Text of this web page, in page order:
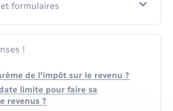
formulaires
!
de l'impôt sur le revenu ?
limite pour faire sa
revenus ?